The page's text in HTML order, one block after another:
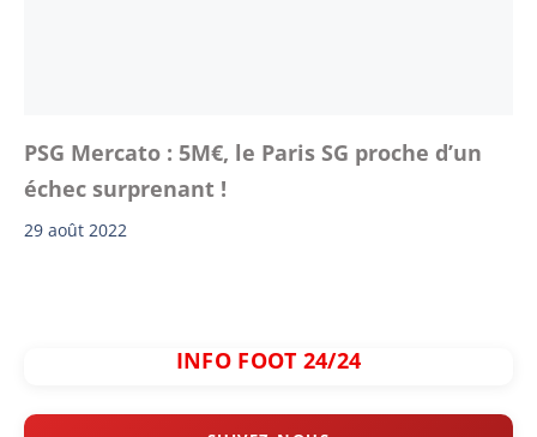
PSG Mercato : 5M€, le Paris SG proche d’un
échec surprenant !
29 août 2022
INFO FOOT 24/24